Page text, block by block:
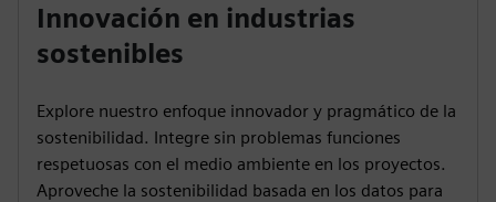
Innovación en industrias
sostenibles
Explore nuestro enfoque innovador y pragmático de la
sostenibilidad. Integre sin problemas funciones
respetuosas con el medio ambiente en los proyectos.
Aproveche la sostenibilidad basada en los datos para